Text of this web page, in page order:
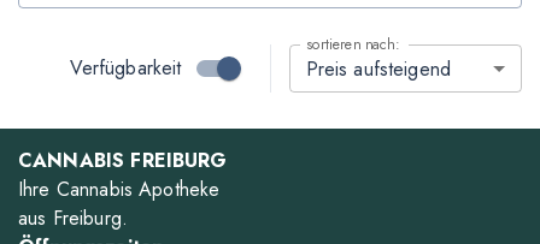
Verfügbarkeit
sortieren nach:
Preis aufsteigend
CANNABIS FREIBURG
Ihre Cannabis Apotheke
aus Freiburg.